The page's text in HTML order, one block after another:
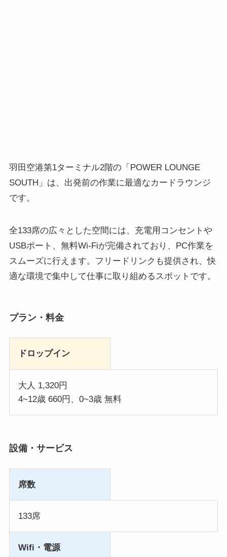
羽田空港第1ターミナル2階の「POWER LOUNGE
SOUTH」は、出発前の作業に最適なカードラウンジ
です。
全133席の広々とした空間には、充電用コンセントや
USBポート、無料Wi-Fiが完備されており、PC作業を
スムーズに行えます。フリードリンクも提供され、快
適な環境で集中して仕事に取り組めるスポットです。
プラン・料金
ドロップイン
大人 1,320円
4~12歳 660円、0~3歳 無料
設備・サービス
席数
133席
Wifi・電源